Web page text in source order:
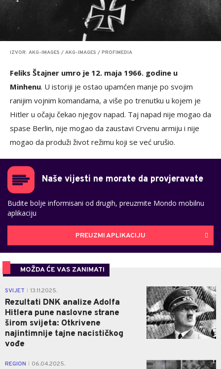
IZVOR: AKG-IMAGES / AKG-IMAGES / PROFIMEDIA
Feliks Štajner umro je 12. maja 1966. godine u
Minhenu. U istoriji je ostao upamćen manje po svojim
ranijim vojnim komandama, a više po trenutku u kojem je
Hitler u očaju čekao njegov napad. Taj napad nije mogao da
spase Berlin, nije mogao da zaustavi Crvenu armiju i nije
mogao da produži život režimu koji se već urušio.
Naše vijesti ne morate da provjeravate
Budite bolje informisani od drugih, preuzmite Mondo mobilnu
aplikaciju
PREUZMI APLIKACIJU
MOŽDA ĆE VAS ZANIMATI
SVIJET 13.11.2025.
Rezultati DNK analize Adolfa
Hitlera pune naslovne strane
širom svijeta: Otkrivene
najintimnije tajne nacističkog
vođe
0
REGION 06.04.2025. 1